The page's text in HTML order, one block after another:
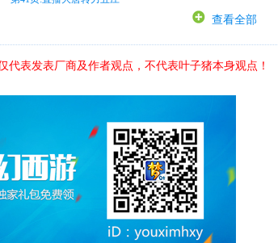
查看全部
代表发表厂商及作者观点，不代表叶子猪本身观点！